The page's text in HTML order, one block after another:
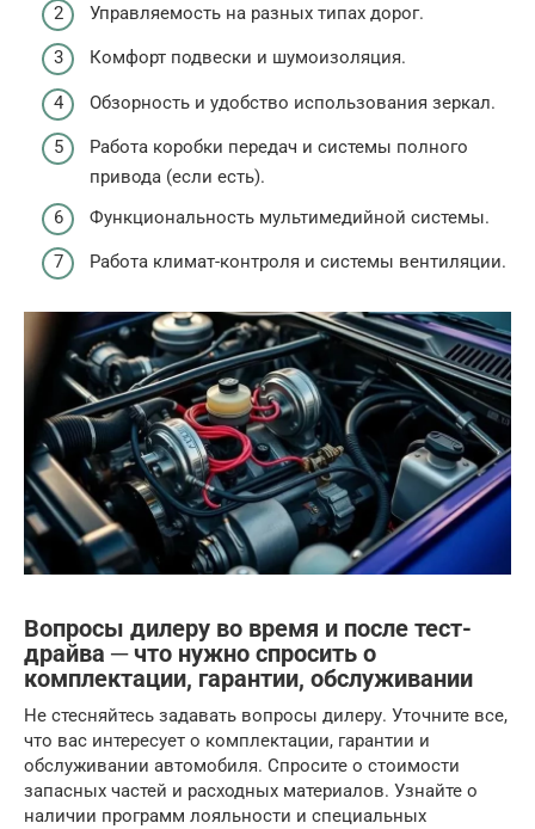
Управляемость на разных типах дорог.
Комфорт подвески и шумоизоляция.
Обзорность и удобство использования зеркал.
Работа коробки передач и системы полного
привода (если есть).
Функциональность мультимедийной системы.
Работа климат-контроля и системы вентиляции.
Вопросы дилеру во время и после тест-
драйва ─ что нужно спросить о
комплектации, гарантии, обслуживании
Не стесняйтесь задавать вопросы дилеру. Уточните все,
что вас интересует о комплектации, гарантии и
обслуживании автомобиля. Спросите о стоимости
запасных частей и расходных материалов. Узнайте о
наличии программ лояльности и специальных